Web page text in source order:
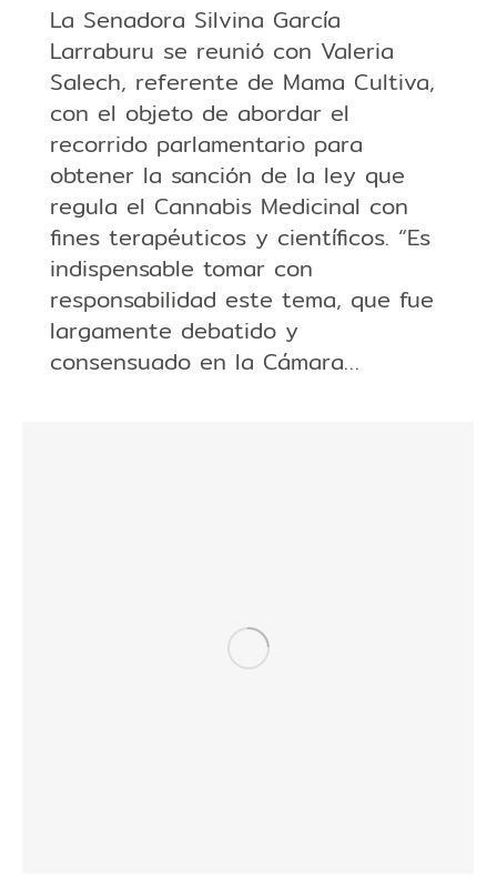
La Senadora Silvina García
Larraburu se reunió con Valeria
Salech, referente de Mama Cultiva,
con el objeto de abordar el
recorrido parlamentario para
obtener la sanción de la ley que
regula el Cannabis Medicinal con
fines terapéuticos y científicos. “Es
indispensable tomar con
responsabilidad este tema, que fue
largamente debatido y
consensuado en la Cámara…